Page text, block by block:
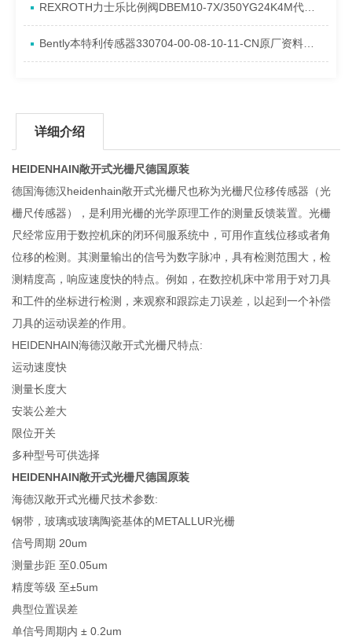
REXROTH力士乐比例阀DBEM10-7X/350YG24K4M代理资料
Bently本特利传感器330704-00-08-10-11-CN原厂资料介绍
详细介绍
HEIDENHAIN敞开式光栅尺德国原装
德国海德汉heidenhain敞开式光栅尺也称为光栅尺位移传感器（光
栅尺传感器），是利用光栅的光学原理工作的测量反馈装置。光栅
尺经常应用于数控机床的闭环伺服系统中，可用作直线位移或者角
位移的检测。其测量输出的信号为数字脉冲，具有检测范围大，检
测精度高，响应速度快的特点。例如，在数控机床中常用于对刀具
和工件的坐标进行检测，来观察和跟踪走刀误差，以起到一个补偿
刀具的运动误差的作用。
HEIDENHAIN海德汉敞开式光栅尺特点:
运动速度快
测量长度大
安装公差大
限位开关
多种型号可供选择
HEIDENHAIN敞开式光栅尺德国原装
海德汉敞开式光栅尺技术参数:
钢带，玻璃或玻璃陶瓷基体的METALLUR光栅
信号周期 20um
测量步距 至0.05um
精度等级 至±5um
典型位置误差
单信号周期内 ± 0.2um